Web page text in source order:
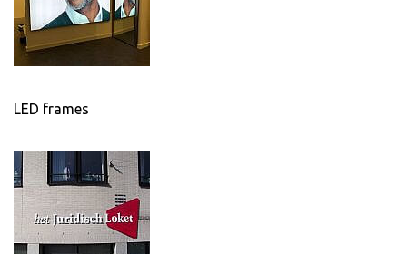
LED frames